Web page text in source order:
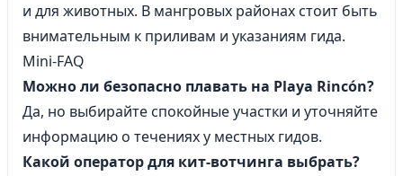
и для животных. В мангровых районах стоит быть
внимательным к приливам и указаниям гида.
Mini-FAQ
Можно ли безопасно плавать на Playa Rincón?
Да, но выбирайте спокойные участки и уточняйте
информацию о течениях у местных гидов.
Какой оператор для кит‑вотчинга выбрать?